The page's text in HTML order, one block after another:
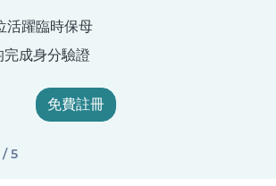
活躍臨時保母
成身分驗證
免費註冊
5